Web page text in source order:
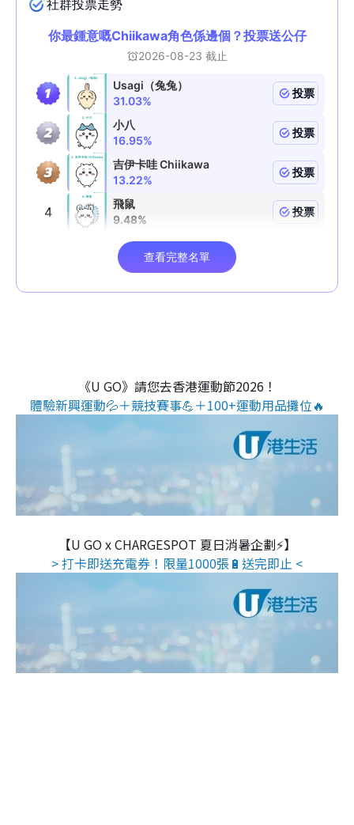
《U GO》請您去香港運動節2026！
體驗新興運動💦＋競技賽事💪＋100+運動用品攤位🔥
【U GO x CHARGESPOT 夏日消暑企劃⚡】
> 打卡即送充電券！限量1000張🔋送完即止 <